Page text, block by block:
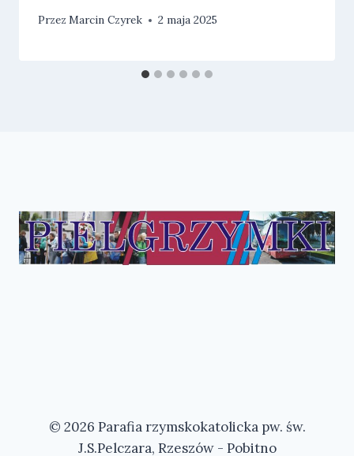
Przez Marcin Czyrek 2 maja 2025
© 2026 Parafia rzymskokatolicka pw. św.
J.S.Pelczara, Rzeszów - Pobitno